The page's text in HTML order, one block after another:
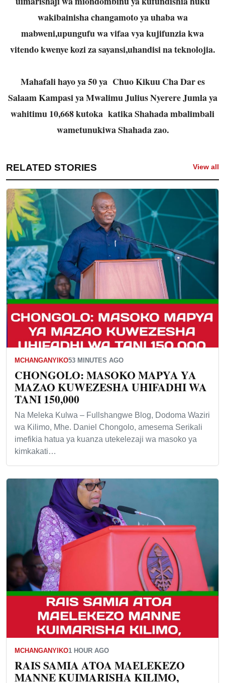
wakibainisha changamoto ya uhaba wa
mabweni,upungufu wa vifaa vya kujifunzia kwa
vitendo kwenye kozi za sayansi,uhandisi na teknolojia.
Mahafali hayo ya 50 ya Chuo Kikuu Cha Dar es
Salaam Kampasi ya Mwalimu Julius Nyerere Jumla ya
wahitimu 10,668 kutoka katika Shahada mbalimbali
wametunukiwa Shahada zao.
RELATED STORIES View all
MCHANGANYIKO53 MINUTES AGO
CHONGOLO: MASOKO MAPYA YA
MAZAO KUWEZESHA UHIFADHI WA
TANI 150,000
Na Meleka Kulwa – Fullshangwe Blog, Dodoma Waziri
wa Kilimo, Mhe. Daniel Chongolo, amesema Serikali
imefikia hatua ya kuanza utekelezaji wa masoko ya
kimkakati…
MCHANGANYIKO1 HOUR AGO
RAIS SAMIA ATOA MAELEKEZO
MANNE KUIMARISHA KILIMO,